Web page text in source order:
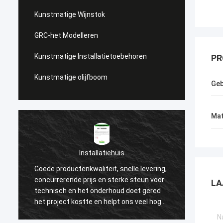
Kunstmatige Wijnstok
GRC-het Modelleren
Kunstmatige Installatietoebehoren
Kunstmatige olijfboom
Installatiehuis
Goede productenkwaliteit, snelle levering,
concurrerende prijs en sterke steun voor
technisch en het onderhoud doet gered
het project kostte en helpt ons veel hoge
reputaties van onze klant winnen. Nu
altijd